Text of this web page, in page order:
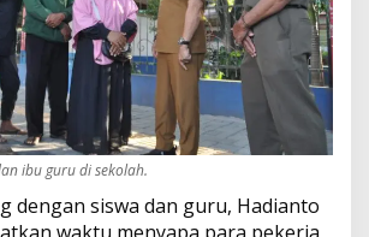
ibu guru di sekolah.
dengan siswa dan guru, Hadianto